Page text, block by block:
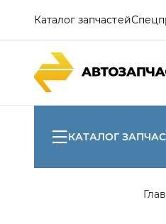
Каталог запчастей
КАТАЛОГ